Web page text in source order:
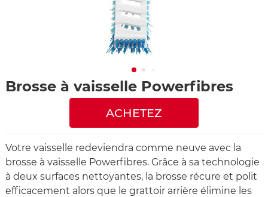
Brosse à vaisselle Powerfibres
ACHETEZ
Votre vaisselle redeviendra comme neuve avec la
brosse à vaisselle Powerfibres. Grâce à sa technologie
à deux surfaces nettoyantes, la brosse récure et polit
efficacement alors que le grattoir arrière élimine les